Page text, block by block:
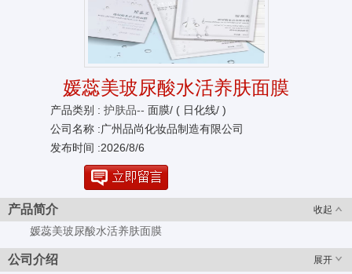
媛蕊美玻尿酸水活养肤面膜
产品类别 : 护肤品-- 面膜/ ( 日化线/ )
公司名称 :广州品尚化妆品制造有限公司
发布时间 :2026/8/6
收起
产品简介
媛蕊美玻尿酸水活养肤面膜
展开
公司介绍